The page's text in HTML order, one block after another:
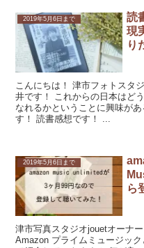
2019年5月6日まで
読
現
り
こんにちは！ 津市フォトスタ
井です！ これからの日本はど
なれるかということに興味が
す！ 読書感想です！ ...
2019年5月6日まで
ら
津市写真スタジオjouetオーナ
Amazon プライムミュージッ